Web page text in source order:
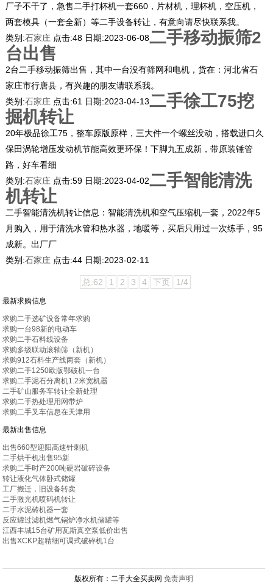
厂子不干了，急售二手打杯机一套660，片材机，理杯机，空压机，
两套模具（一套全新）等二手设备转让，有意向请尽快联系我。
类别:石家庄 点击:48 日期:2023-06-08二手移动振筛2
台出售
2台二手移动振筛出售，其中一台没有筛网和电机，货在：河北省石
家庄市行唐县，有兴趣的朋友请联系我。
类别:石家庄 点击:61 日期:2023-04-13二手徐工75挖
掘机转让
20年极品徐工75，整车原版原样，三大件一个螺丝没动，搭载进口久
保田涡轮增压发动机节能高效更环保！下脚九五成新，带原装锤管
路，好车看细
类别:石家庄 点击:59 日期:2023-04-02二手智能清洗
机转让
二手智能清洗机转让信息：智能清洗机和空气压缩机一套，2022年5
月购入，用于清洗水管和热水器，地暖等，买后只用过一次练手，95
成新。出厂厂
类别:石家庄 点击:44 日期:2023-02-11
总:62 1 2 3 4 下页 1/4
最新求购信息
求购二手选矿设备常年求购
求购一台98新的电动车
求购二手石料线设备
求购多级联动滚轴筛（新机）
求购912石料生产线两套（新机）
求购二手1250欧版鄂破机一台
求购二手泥石分离机1.2米宽机器
二手矿山服务车转让全新处理
求购二手热处理用网带炉
求购二手叉车信息在天津用
最新出售信息
出售660型迎阳高速针刺机
二手烘干机出售95新
求购二手时产200吨硬岩破碎设备
转让液化气体卧式储罐
工厂搬迁，旧设备转卖
二手激光机喷码机转让
二手水泥砖机器一套
反应罐过滤机燃气锅炉净水机储罐等
江西丰城15台矿用瓦斯真空泵低价出售
出售XCKP超精细可调式破碎机1台
版权所有：二手大全买卖网免责声明